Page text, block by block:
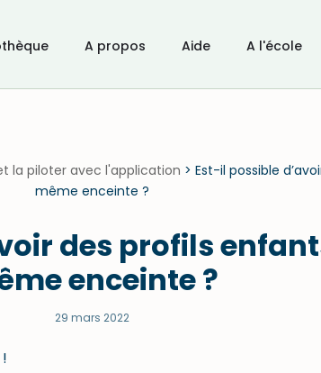
A propos Aide A l'école
la piloter avec l'application > Est-il possible
même enceinte ?
des profils
enceinte ?
29 mars 2022